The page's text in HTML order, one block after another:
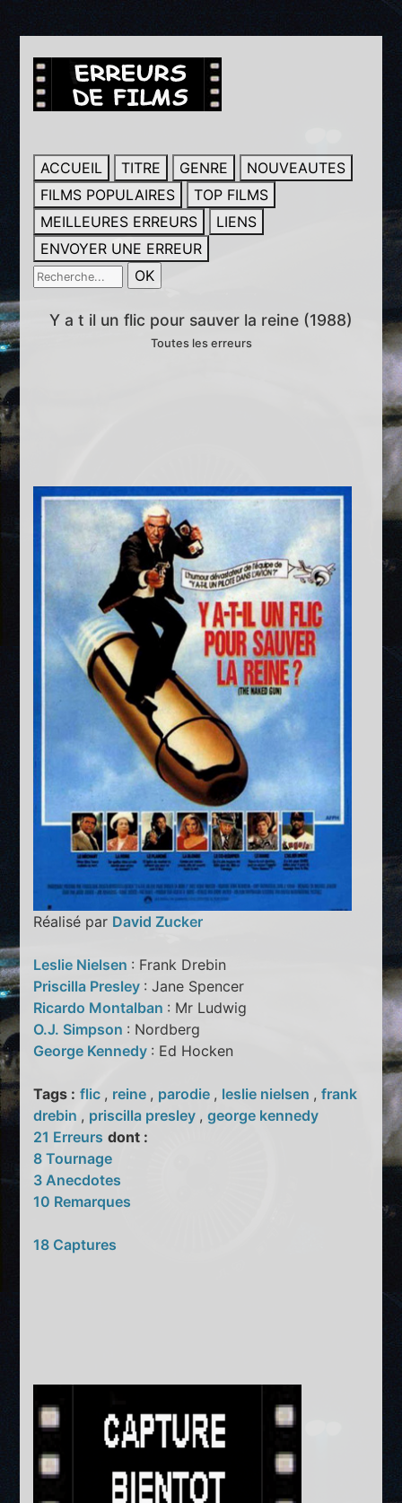
ACCUEIL TITRE GENRE
NOUVEAUTES
FILMS POPULAIRES
TOP FILMS
MEILLEURES ERREURS
LIENS
ENVOYER UNE ERREUR
Y a t il un flic pour sauver la reine (1988)
Toutes les erreurs
Réalisé par David Zucker
Leslie Nielsen : Frank Drebin
Priscilla Presley : Jane Spencer
Ricardo Montalban : Mr Ludwig
O.J. Simpson : Nordberg
George Kennedy : Ed Hocken
Tags : flic , reine , parodie , leslie nielsen ,frank
drebin , priscilla presley ,george kennedy
21 Erreurs dont :
8 Tournage
3 Anecdotes
10 Remarques
18 Captures